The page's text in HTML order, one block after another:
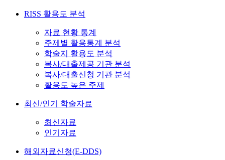
RISS 활용도 분석
자료 현황 통계
주제별 활용통계 분석
학술지 활용도 분석
복사/대출제공 기관 분석
복사/대출신청 기관 분석
활용도 높은 주제
최신/인기 학술자료
최신자료
인기자료
해외자료신청(E-DDS)